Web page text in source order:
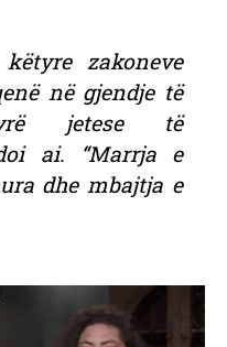
zakoneve
në gjendje të
jetese të
ai. “Marrja e
dhe mbajtja e